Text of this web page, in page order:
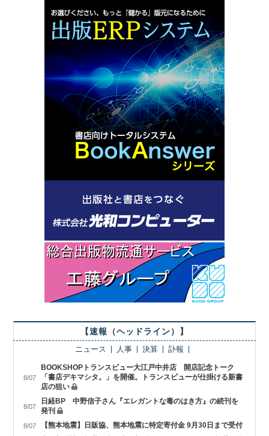
【速報（ヘッドライン）】
ニュース 人事 決算 訃報
8/07
BOOKSHOPトランスビュー大江戸中井店 開店記念トーク
「書店デキマシタ。」を開催。トランスビューが仕掛ける新書
店の狙い
8/07
日経BP 中野信子さん『エレガントな毒のはき方』の続刊を
発刊
8/07 【熊本地震】日販協、熊本地震に特定寄付金 9月30日まで受付